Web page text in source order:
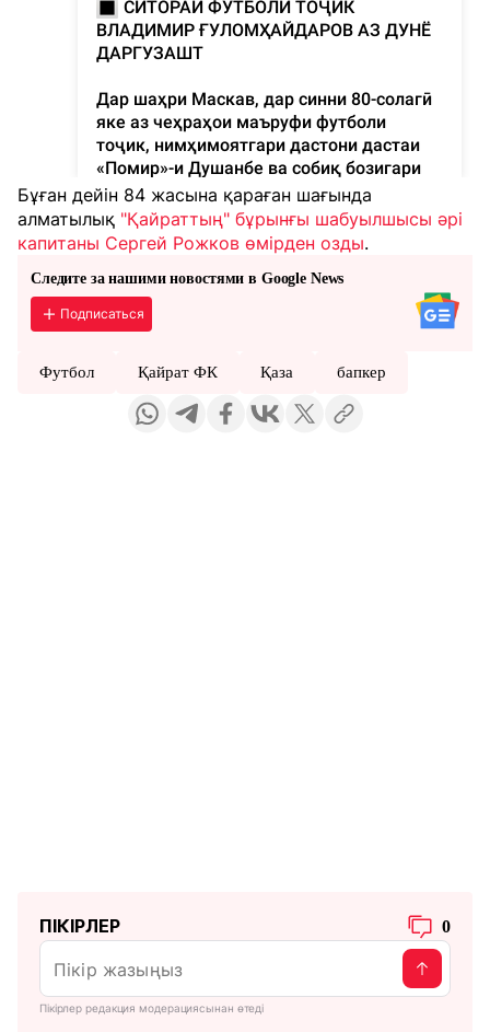
Бұған дейін 84 жасына қараған шағында
алматылық "Қайраттың" бұрынғы шабуылшысы әрі
капитаны Сергей Рожков өмірден озды.
Следите за нашими новостями в Google News
Подписаться
Футбол Қайрат ФК Қаза бапкер
ПІКІРЛЕР 0
Пікірлер редакция модерациясынан өтеді